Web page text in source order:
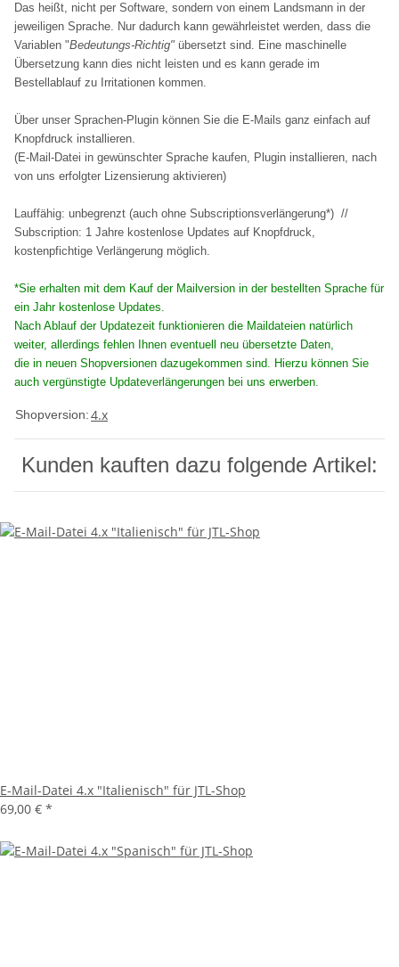
Das heißt, nicht per Software, sondern von einem Landsmann in der
jeweiligen Sprache. Nur dadurch kann gewährleistet werden, dass die
Variablen "Bedeutungs-Richtig" übersetzt sind. Eine maschinelle
Übersetzung kann dies nicht leisten und es kann gerade im
Bestellablauf zu Irritationen kommen.
Über unser Sprachen-Plugin können Sie die E-Mails ganz einfach auf
Knopfdruck installieren.
(E-Mail-Datei in gewünschter Sprache kaufen, Plugin installieren, nach
von uns erfolgter Lizensierung aktivieren)
Lauffähig: unbegrenzt (auch ohne Subscriptionsverlängerung*) //
Subscription: 1 Jahre kostenlose Updates auf Knopfdruck,
kostenpfichtige Verlängerung möglich.
*Sie erhalten mit dem Kauf der Mailversion in der bestellten Sprache für
ein Jahr kostenlose Updates.
Nach Ablauf der Updatezeit funktionieren die Maildateien natürlich
weiter, allerdings fehlen Ihnen eventuell neu übersetzte Daten,
die in neuen Shopversionen dazugekommen sind. Hierzu können Sie
auch vergünstigte Updateverlängerungen bei uns erwerben.
Shopversion:4.x
Kunden kauften dazu folgende Artikel:
E-Mail-Datei 4.x "Italienisch" für JTL-Shop
69,00 € *